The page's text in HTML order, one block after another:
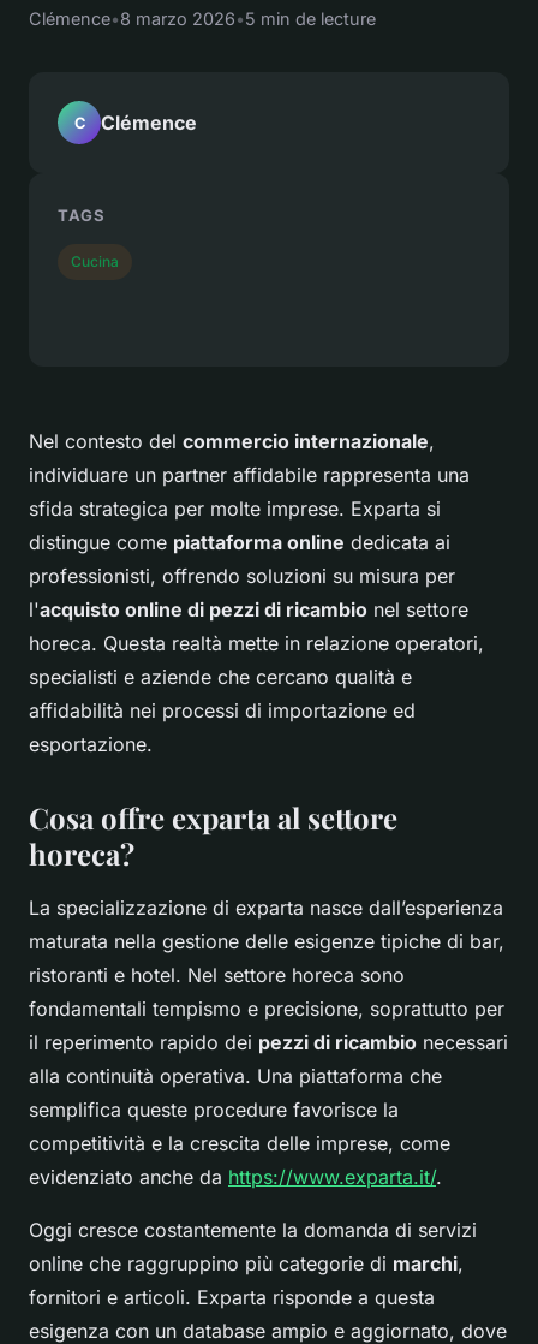
Clémence•8 marzo 2026•5 min de lecture
Nel contesto del commercio internazionale,
individuare un partner affidabile rappresenta una
sfida strategica per molte imprese. Exparta si
distingue come piattaforma online dedicata ai
professionisti, offrendo soluzioni su misura per
l'acquisto online di pezzi di ricambio nel settore
horeca. Questa realtà mette in relazione operatori,
specialisti e aziende che cercano qualità e
affidabilità nei processi di importazione ed
esportazione.
Cosa offre exparta al settore
horeca?
La specializzazione di exparta nasce dall’esperienza
maturata nella gestione delle esigenze tipiche di bar,
ristoranti e hotel. Nel settore horeca sono
fondamentali tempismo e precisione, soprattutto per
il reperimento rapido dei pezzi di ricambio necessari
alla continuità operativa. Una piattaforma che
semplifica queste procedure favorisce la
competitività e la crescita delle imprese, come
evidenziato anche da https://www.exparta.it/.
Oggi cresce costantemente la domanda di servizi
online che raggruppino più categorie di marchi,
fornitori e articoli. Exparta risponde a questa
esigenza con un database ampio e aggiornato, dove
C Clémence
TAGS
Cucina